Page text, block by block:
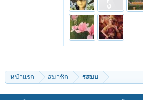
หน้าแรก สมาชิก รสมน